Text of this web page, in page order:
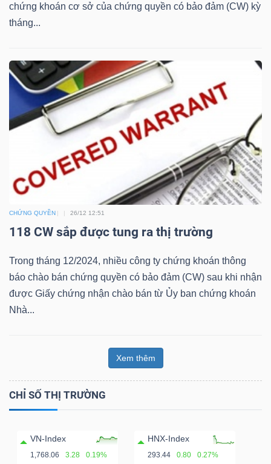
chứng khoán cơ sở của chứng quyền có bảo đảm (CW) kỳ
tháng...
CHỨNG QUYỀN 26/12 12:51
118 CW sắp được tung ra thị trường
Trong tháng 12/2024, nhiều công ty chứng khoán thông
báo chào bán chứng quyền có bảo đảm (CW) sau khi nhận
được Giấy chứng nhận chào bán từ Ủy ban chứng khoán
Nhà...
Xem thêm
CHỈ SỐ THỊ TRƯỜNG
VN-Index
1,768.06 3.28 0.19%
HNX-Index
293.44 0.80 0.27%
Tất cả Chỉ số
đạo
(-)
Tất cả Người nội bộ Người liên quan
(-)
Bài
viết
tác
giả
(-)
tích
(-)
Thuật